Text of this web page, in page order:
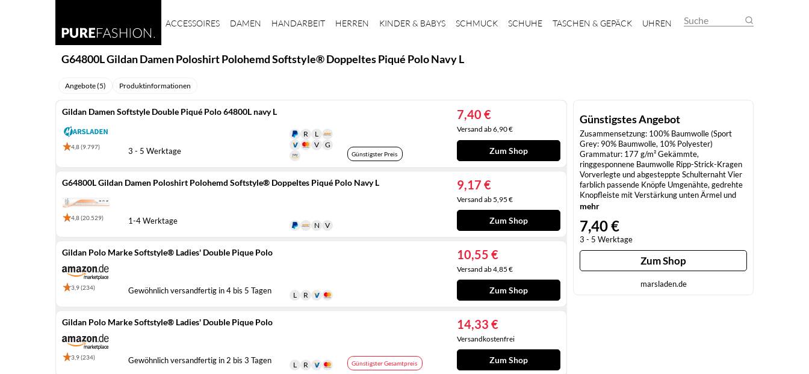
ACCESSOIRES DAMEN HANDARBEIT HERREN KINDER & BABYS SCHMUCK SCHUHE TASCHEN & GEPÄCK UHREN Suche
G64800L Gildan Damen Poloshirt Polohemd Softstyle® Doppeltes Piqué Polo Navy L
Angebote (5) Produktinformationen
Gildan Damen Softstyle Double Piqué Polo 64800L navy L
4,8 (9.797)
Günstigster Preis
3 - 5 Werktage
7,40 €
Versand ab 6,90 €
Zum Shop
G64800L Gildan Damen Poloshirt Polohemd Softstyle® Doppeltes Piqué Polo Navy L
4,8 (20.529) 1-4 Werktage
9,17 €
Versand ab 5,95 €
Zum Shop
Gildan Polo Marke Softstyle® Ladies' Double Pique Polo
3,9 (234) Gewöhnlich versandfertig in 4 bis 5 Tagen
10,55 €
Versand ab 4,85 €
Zum Shop
Gildan Polo Marke Softstyle® Ladies' Double Pique Polo
3,9 (234)
Günstigster Gesamtpreis
Gewöhnlich versandfertig in 2 bis 3 Tagen
14,33 €
Versandkostenfrei
Zum Shop
Günstigstes Angebot
Zusammensetzung: 100% Baumwolle (Sport
Grey: 90% Baumwolle, 10% Polyester)
Grammatur: 177 g/m² Gekämmte,
ringgesponnene Baumwolle Ripp-Strick-Kragen
Vorverlegte und abgesteppte Schulternaht Vier
farblich passende Knöpfe Umgenähte, gedrehte
Knopfleiste mit Verstärkung unten Ärmel und
unterer Saum mit Zwillingsnadel Leicht tailliert,
Heraustrennbares Etikett
mehr
7,40 €
3 - 5 Werktage
Zum Shop
marsladen.de